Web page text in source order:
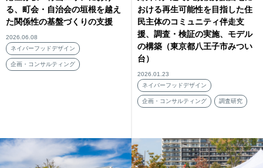
る、町会・自治会の垣根を越え
た関係性の基盤づくりの支援
2026.06.08
ネイバーフッドデザイン
企画・コンサルティング
おける再生可能性を目指した住
民主体のコミュニティ伴走支
援、調査・検証の実施、モデル
の構築（東京都八王子市みつい
台）
2026.01.23
ネイバーフッドデザイン
企画・コンサルティング 調査研究